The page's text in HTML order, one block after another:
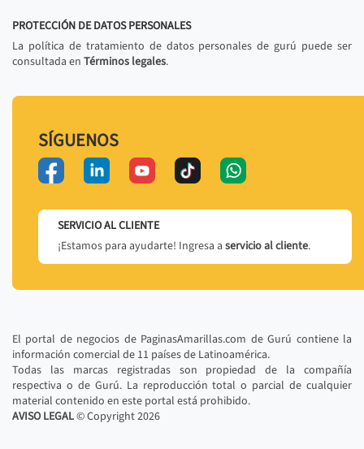
PROTECCIÓN DE DATOS PERSONALES
La política de tratamiento de datos personales de gurú puede ser
consultada en Términos legales.
SÍGUENOS
SERVICIO AL CLIENTE
¡Estamos para ayudarte! Ingresa a servicio al cliente.
El portal de negocios de PaginasAmarillas.com de Gurú contiene la
información comercial de 11 países de Latinoamérica.
Todas las marcas registradas son propiedad de la compañía
respectiva o de Gurú. La reproducción total o parcial de cualquier
material contenido en este portal está prohibido.
AVISO LEGAL© Copyright2026